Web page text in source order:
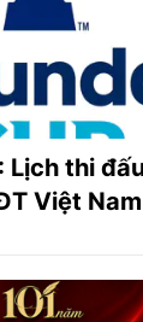
Lịch thi
Việt Nam